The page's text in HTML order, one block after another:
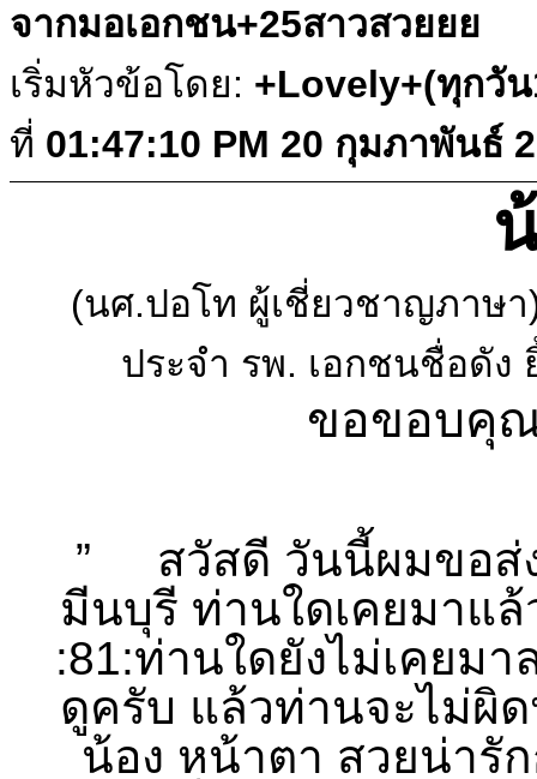
จากมอเอกชน+25สาวสวยยย
เริ่มหัวข้อโดย: +Lovely+(ทุกวั
ที่ 01:47:10 PM 20 กุมภาพันธ์
(นศ.ปอโท ผู้เชี่ยวชาญภาษ
ประจำ รพ. เอกชนชื่อดัง
ขอขอบคุ
” สวัสดี วันนี้ผมขอส่ง
มีนบุรี ท่านใดเคยมาแล้
:81:ท่านใดยังไม่เคยม
ดูครับ แล้วท่านจะไม่ผิ
น้อง หน้าตา สวยน่ารั